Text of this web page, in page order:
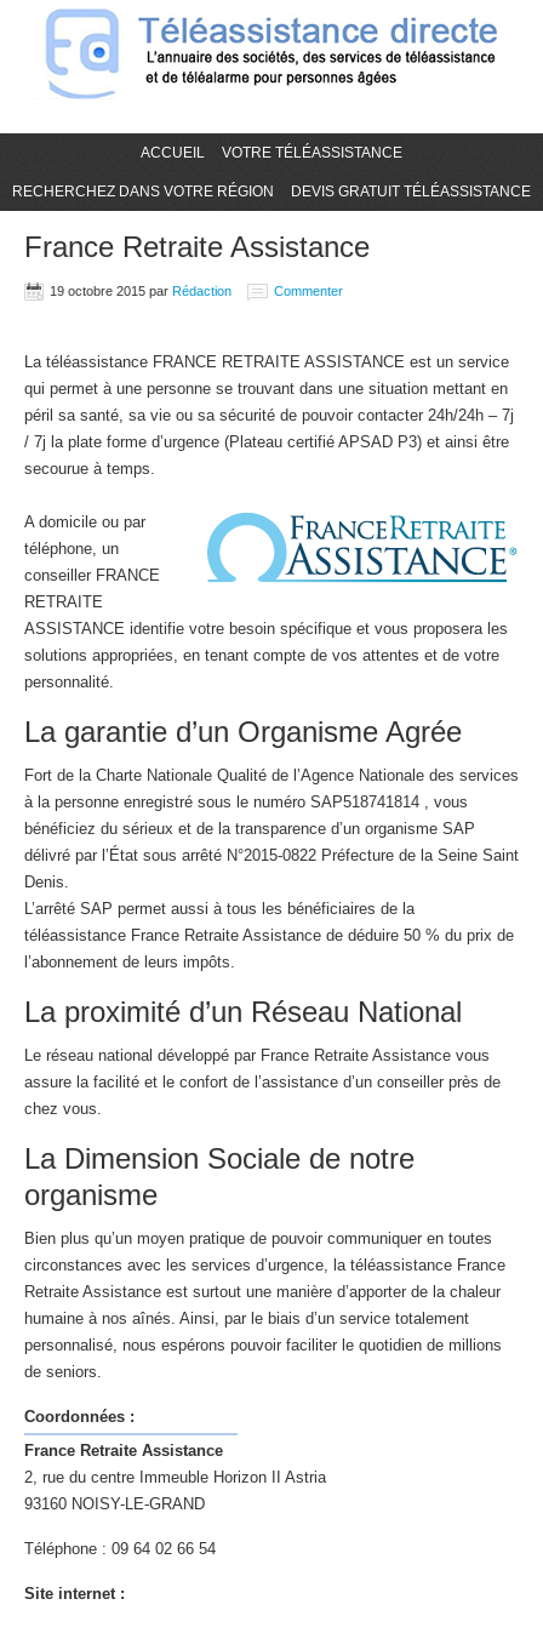
ACCUEIL VOTRE TÉLÉASSISTANCE
RECHERCHEZ DANS VOTRE RÉGION DEVIS GRATUIT TÉLÉASSISTANCE
France Retraite Assistance
19 octobre 2015 par Rédaction Commenter
La téléassistance FRANCE RETRAITE ASSISTANCE est un service
qui permet à une personne se trouvant dans une situation mettant en
péril sa santé, sa vie ou sa sécurité de pouvoir contacter 24h/24h – 7j
/ 7j la plate forme d’urgence (Plateau certifié APSAD P3) et ainsi être
secourue à temps.
A domicile ou par
téléphone, un
conseiller FRANCE
RETRAITE
ASSISTANCE identifie votre besoin spécifique et vous proposera les
solutions appropriées, en tenant compte de vos attentes et de votre
personnalité.
La garantie d’un Organisme Agrée
Fort de la Charte Nationale Qualité de l’Agence Nationale des services
à la personne enregistré sous le numéro SAP518741814 , vous
bénéficiez du sérieux et de la transparence d’un organisme SAP
délivré par l’État sous arrêté N°2015-0822 Préfecture de la Seine Saint
Denis.
L’arrêté SAP permet aussi à tous les bénéficiaires de la
téléassistance France Retraite Assistance de déduire 50 % du prix de
l’abonnement de leurs impôts.
La proximité d’un Réseau National
Le réseau national développé par France Retraite Assistance vous
assure la facilité et le confort de l’assistance d’un conseiller près de
chez vous.
La Dimension Sociale de notre
organisme
Bien plus qu’un moyen pratique de pouvoir communiquer en toutes
circonstances avec les services d’urgence, la téléassistance France
Retraite Assistance est surtout une manière d’apporter de la chaleur
humaine à nos aînés. Ainsi, par le biais d’un service totalement
personnalisé, nous espérons pouvoir faciliter le quotidien de millions
de seniors.
Coordonnées :
France Retraite Assistance
2, rue du centre Immeuble Horizon II Astria
93160 NOISY-LE-GRAND
Téléphone : 09 64 02 66 54
Site internet :